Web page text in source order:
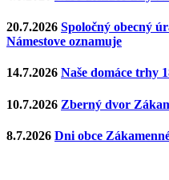
20.7.2026 Spoločný obecný
Námestove oznamuje
14.7.2026 Naše domáce trhy
10.7.2026 Zberný dvor
8.7.2026 Dni obce